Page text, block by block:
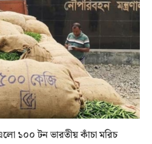
১০০ টন ভারতীয় কাঁচা মরিচ